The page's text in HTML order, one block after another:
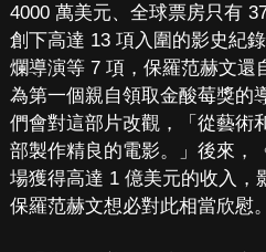
4000 萬美元、全球票房只有
創下高達 13 項入圍的影史紀
爛導演等 7 項，保羅范赫文還
為第一個親自領取金酸莓獎的
們會對這部片改觀，「從藝術
部製作精良的電影。」後來，
場獲得高達 1 億美元的收入，
保羅范赫文想必對此相當欣慰。